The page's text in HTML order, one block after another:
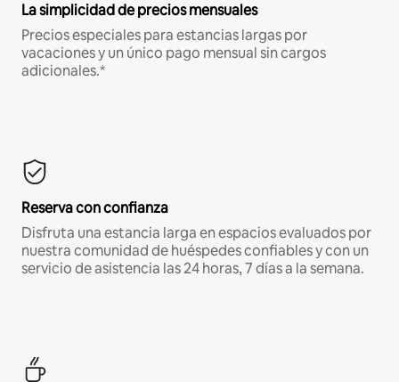
La simplicidad de precios mensuales
Precios especiales para estancias largas por
vacaciones y un único pago mensual sin cargos
adicionales.*
Reserva con confianza
Disfruta una estancia larga en espacios evaluados por
nuestra comunidad de huéspedes confiables y con un
servicio de asistencia las 24 horas, 7 días a la semana.